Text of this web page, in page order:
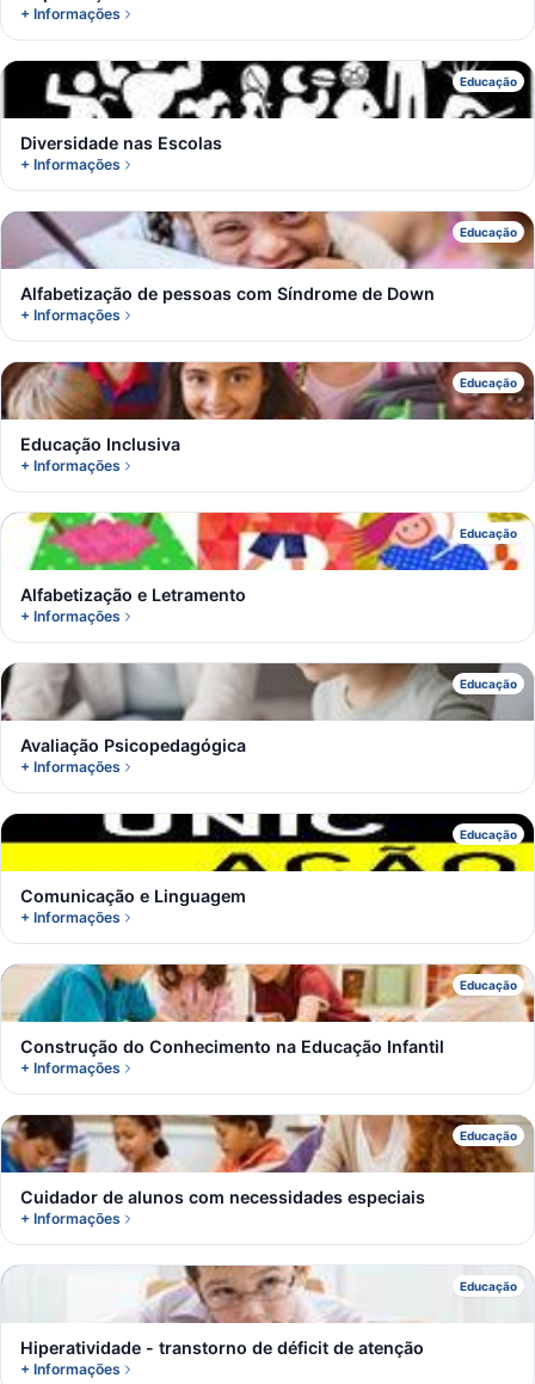
+ Informações
Educação
D
Diversidade nas Escolas
+ Informações
Educação
A
Alfabetização de pessoas com Síndrome de Down
+ Informações
Educação
E
Educação Inclusiva
+ Informações
Educação
A
Alfabetização e Letramento
+ Informações
Educação
A
Avaliação Psicopedagógica
+ Informações
Educação
C
Comunicação e Linguagem
+ Informações
Educação
C
Construção do Conhecimento na Educação Infantil
+ Informações
Educação
C
Cuidador de alunos com necessidades especiais
+ Informações
Educação
H
Hiperatividade - transtorno de déficit de atenção
+ Informações